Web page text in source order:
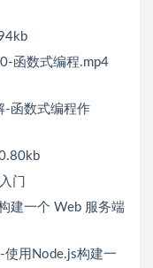
函数式编程.mp4
-函数式编程作
门
建一个 Web 服务端
用Node.js构建一